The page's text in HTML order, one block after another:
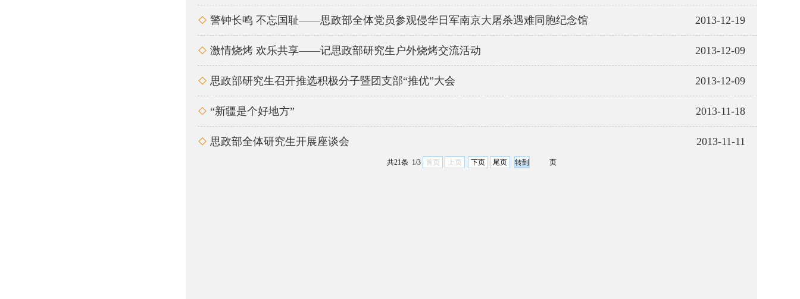
 警钟长鸣 不忘国耻——思政部全体党员参观侵华日军南京大屠杀遇难同胞纪念馆 2013-12-19
 激情烧烤 欢乐共享——记思政部研究生户外烧烤交流活动 2013-12-09
 思政部研究生召开推选积极分子暨团支部“推优”大会 2013-12-09
 “新疆是个好地方” 2013-11-18
 思政部全体研究生开展座谈会 2013-11-11
共21条 1/3 首页 上页 下页 尾页 页